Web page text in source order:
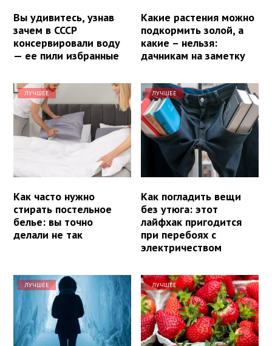
Вы удивитесь, узнав
зачем в СССР
консервировали воду
— ее пили избранные
Какие растения можно
подкормить золой, а
какие – нельзя:
дачникам на заметку
ЛУЧШЕЕ
Как часто нужно
стирать постельное
белье: вы точно
делали не так
ЛУЧШЕЕ
Как погладить вещи
без утюга: этот
лайфхак пригодится
при перебоях с
электричеством
ЛУЧШЕЕ ЛУЧШЕЕ